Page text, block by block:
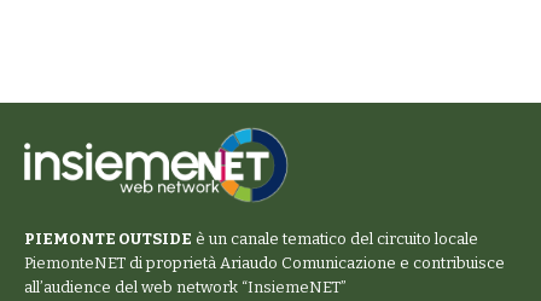
PIEMONTE OUTSIDE è un canale tematico del circuito locale
PiemonteNET di proprietà Ariaudo Comunicazione e contribuisce
all’audience del web network “InsiemeNET”